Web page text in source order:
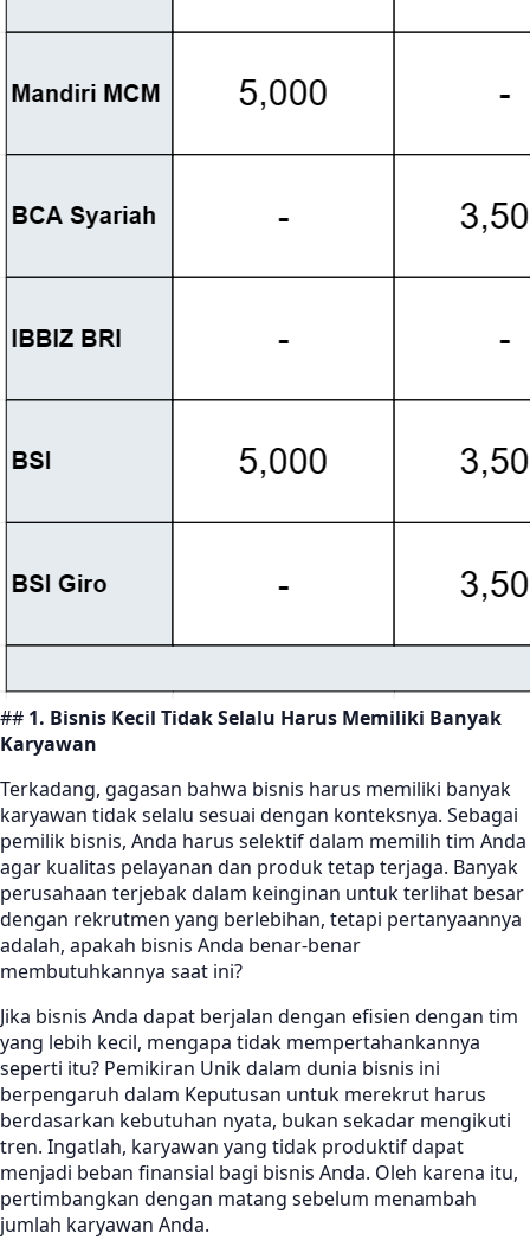
## 1. Bisnis Kecil Tidak Selalu Harus Memiliki Banyak
Karyawan
Terkadang, gagasan bahwa bisnis harus memiliki banyak
karyawan tidak selalu sesuai dengan konteksnya. Sebagai
pemilik bisnis, Anda harus selektif dalam memilih tim Anda
agar kualitas pelayanan dan produk tetap terjaga. Banyak
perusahaan terjebak dalam keinginan untuk terlihat besar
dengan rekrutmen yang berlebihan, tetapi pertanyaannya
adalah, apakah bisnis Anda benar-benar
membutuhkannya saat ini?
Jika bisnis Anda dapat berjalan dengan efisien dengan tim
yang lebih kecil, mengapa tidak mempertahankannya
seperti itu? Pemikiran Unik dalam dunia bisnis ini
berpengaruh dalam Keputusan untuk merekrut harus
berdasarkan kebutuhan nyata, bukan sekadar mengikuti
tren. Ingatlah, karyawan yang tidak produktif dapat
menjadi beban finansial bagi bisnis Anda. Oleh karena itu,
pertimbangkan dengan matang sebelum menambah
jumlah karyawan Anda.